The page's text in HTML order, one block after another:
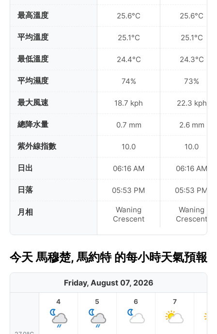
最高溫度
平均溫度
最低溫度
平均濕度
最大風速
總降水量
紫外線指數
日出
日落
月相
25.6°C
25.1°C
24.4°C
74%
18.7 kph
0.7 mm
10.0
06:16 AM
05:53 PM
Waning
Crescent
25.6°C
25.1°C
24.3°C
73%
22.3 kph
2.6 mm
10.0
06:16 AM
05:53 PM
Waning
Crescent
今天 馬穆楚, 馬約特 的每小時天氣預報
Friday, August 07, 2026
4 5 6 7